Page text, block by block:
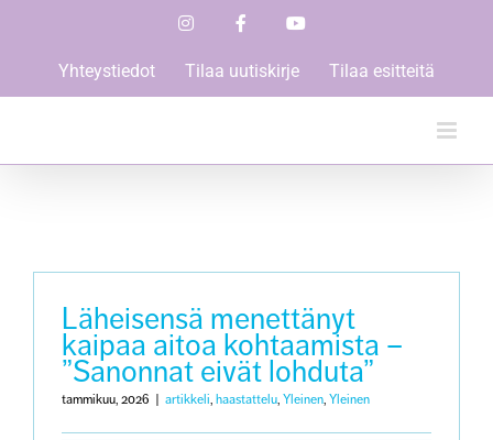
InstagramFacebook
Yhteystiedot Tilaa uutiskirje Tilaa esitteitä
Läheisensä menettänyt
kaipaa aitoa kohtaamista –
”Sanonnat eivät lohduta”
tammikuu, 2026 artikkeli, haastattelu, Yleinen, Yleinen